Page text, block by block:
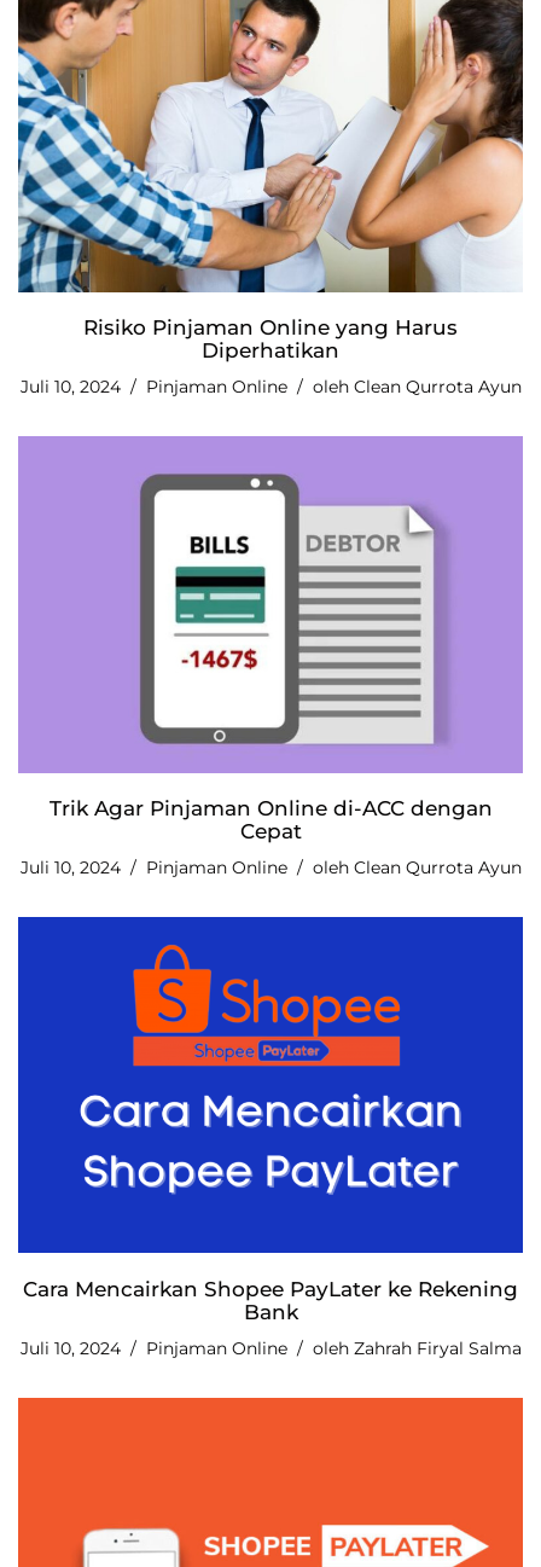
Risiko Pinjaman Online yang Harus
Diperhatikan
Juli 10, 2024 Pinjaman Online oleh Clean Qurrota Ayun
Trik Agar Pinjaman Online di-ACC dengan
Cepat
Juli 10, 2024 Pinjaman Online oleh Clean Qurrota Ayun
Cara Mencairkan Shopee PayLater ke Rekening
Bank
Juli 10, 2024 Pinjaman Online oleh Zahrah Firyal Salma